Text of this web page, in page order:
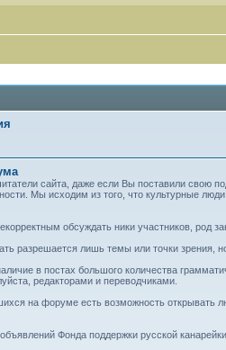
сайта, даже если Вы поставили свою
Мы исходим из того, что культурные
обсуждать ники участников, род
разрешается лишь темы или точки зрения,
в постах большого количества
редакторами и переводчиками.
на форуме есть возможность
Фонда поддержки русской